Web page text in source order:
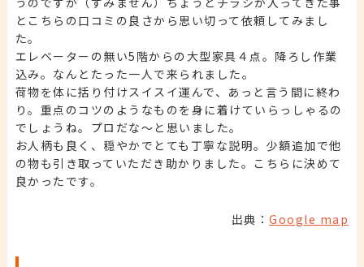
とこちらの口コミの良さから思い切って依頼してみまし
た。
エレベーターの無い5階からの大型家具４点。降ろし作業
込み。なんとたった一人で来られました。
荷物を体に括り付けスイスイ運んで、あっと言う間に終わ
り。重点のコツのようなものを身に着けていらっしゃるの
でしょうね。プロだな～と思いました。
お人柄も良く、穏やかでとても丁寧な説明。少額追加で他
の物も引き取っていただき助かりました。こちらに決めて
良かったです。
出典：Google map